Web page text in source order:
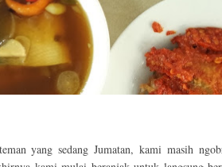
yang sedang Jumatan, kami masih